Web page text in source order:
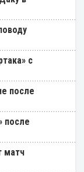
с
после
после
матч